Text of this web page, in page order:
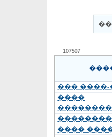
107507
���
����
����